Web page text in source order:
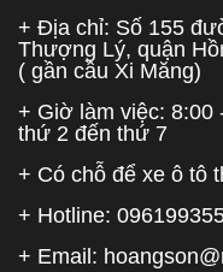
+ Địa chỉ: Số 155
Thượng Lý, quận
( gần cầu Xi Măng)
+ Giờ làm việc: 8:00
thứ 2 đến thứ 7
+ Có chỗ để xe ô tô
+ Hotline:
+ Email: